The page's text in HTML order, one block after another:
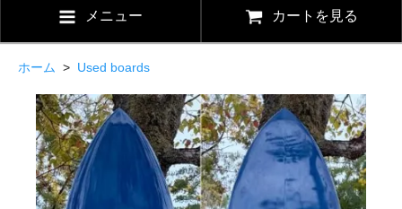
メニュー カートを見る
ホーム > Used boards